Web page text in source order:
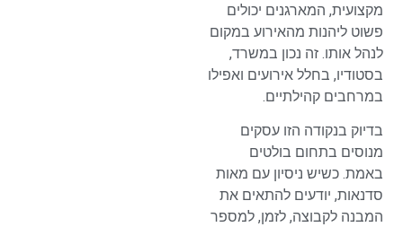
מקצועית, המארגנים יכולים
פשוט ליהנות מהאירוע במקום
לנהל אותו. זה נכון במשרד,
בסטודיו, בחלל אירועים ואפילו
במרחבים קהילתיים.
בדיוק בנקודה הזו עסקים
מנוסים בתחום בולטים
באמת. כשיש ניסיון עם מאות
סדנאות, יודעים להתאים את
המבנה לקבוצה, לזמן, למספר